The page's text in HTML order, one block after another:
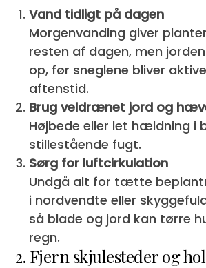
Vand tidligt på dagen
Morgenvanding giver
resten af dagen, men
op, før sneglene bliver
aftenstid.
Brug veldrænet jord og
Højbede eller let hældning i
stillestående fugt.
Sørg for luftcirkulation
Undgå alt for tætte
i nordvendte eller
så blade og jord kan tørre
regn.
2. Fjern skjulesteder og